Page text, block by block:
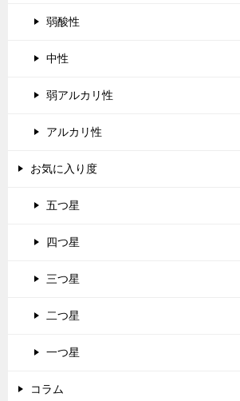
弱酸性
中性
弱アルカリ性
アルカリ性
お気に入り度
五つ星
四つ星
三つ星
二つ星
一つ星
コラム